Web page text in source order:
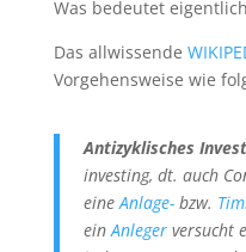
Was bedeutet
Das allwissende
Vorgehensweise wie
Antizyklisches
investing, dt. auch
eineAnlage-bzw.
einAnlegerversucht